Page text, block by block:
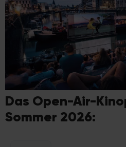
Das Open-Air-
Sommer 2026: